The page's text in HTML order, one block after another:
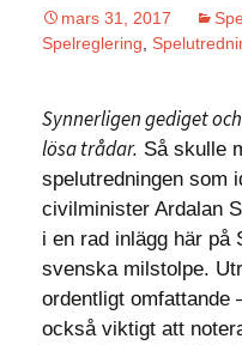
mars 31, 2017
Spelreglering
Synnerligen gediget
lösa trådar. Så skulle
spelutredningen som
civilminister Ardalan
i en rad inlägg här på
svenska milstolpe.
ordentligt omfattande
också viktigt att